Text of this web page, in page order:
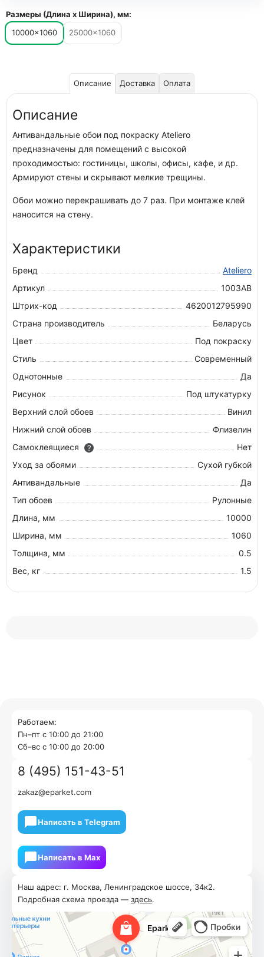
Размеры (Длина х Ширина), мм:
10000×1060
25000×1060
Описание Доставка Оплата
Описание
Антивандальные обои под покраску Ateliero
предназначены для помещений с высокой
проходимостью: гостиницы, школы, офисы, кафе, и др.
Армируют стены и скрывают мелкие трещины.
Обои можно перекрашивать до 7 раз. При монтаже клей
наносится на стену.
Характеристики
Бренд
Ateliero
Артикул
1003АВ
Штрих-код
4620012795990
Страна производитель
Беларусь
Цвет
Под покраску
Стиль
Современный
Однотонные
Да
Рисунок
Под штукатурку
Верхний слой обоев
Винил
Нижний слой обоев
Флизелин
Самоклеящиеся
?
Нет
Уход за обоями
Сухой губкой
Антивандальные
Да
Тип обоев
Рулонные
Длина, мм
10000
Ширина, мм
1060
Толщина, мм
0.5
Вес, кг
1.5
Наш адрес: г. Москва, Ленинградское шоссе, 34к2.
Подробная схема проезда — здесь.
Работаем:
Пн–пт с 10:00 до 21:00
Cб–вс с 10:00 до 20:00
8 (495) 151-43-51
zakaz@eparket.com
Написать в Telegram
Написать в Мах